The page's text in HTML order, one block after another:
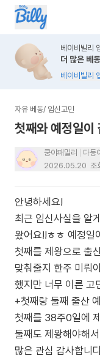
베이비빌리
더 많은 베
베이비빌리
자유 베동/ 임신고민
첫째와 예정일이
쿵야패밀리
다둥
2026.05.20 조
안녕하세요!
최근 임신사실을 알
왔어요!!ㅎㅎ 예정일
첫째를 제왕으로 출
맞춰줄지 한주 미뤄
했지만 너무 이른 고
+첫째랑 둘째 출산
첫째를 38주0일에
둘째도 제왕해야해